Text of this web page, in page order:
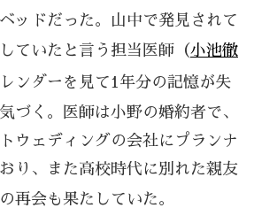
ッドだった。山中で発見されて
ていたと言う担当医師（小池徹
ンダーを見て1年分の記憶が失
づく。医師は小野の婚約者で、
ウェディングの会社にプランナ
り、また高校時代に別れた親友
再会も果たしていた。